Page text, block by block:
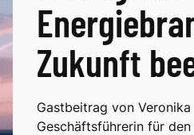
Zukunft
Gastbeitrag von Veronika
Geschäftsführerin für